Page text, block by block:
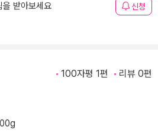
을 받아보세요 신청
100자평 1편 리뷰 0편